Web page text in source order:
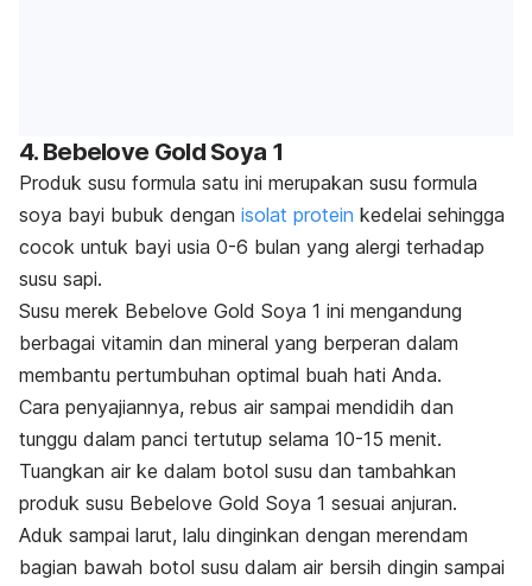
4. Bebelove Gold Soya 1
Produk susu formula satu ini merupakan susu formula
soya bayi bubuk dengan isolat protein kedelai sehingga
cocok untuk bayi usia 0-6 bulan yang alergi terhadap
susu sapi.
Susu merek Bebelove Gold Soya 1 ini mengandung
berbagai vitamin dan mineral yang berperan dalam
membantu pertumbuhan optimal buah hati Anda.
Cara penyajiannya, rebus air sampai mendidih dan
tunggu dalam panci tertutup selama 10-15 menit.
Tuangkan air ke dalam botol susu dan tambahkan
produk susu Bebelove Gold Soya 1 sesuai anjuran.
Aduk sampai larut, lalu dinginkan dengan merendam
bagian bawah botol susu dalam air bersih dingin sampai